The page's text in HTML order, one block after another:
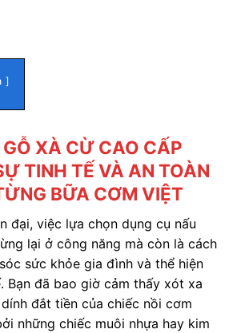
XÀ CỪ CAO CẤP
TINH TẾ VÀ AN TOÀN
BỮA CƠM VIỆT
đại, việc lựa chọn dụng cụ nấu
lại ở công năng mà còn là cách
sức khỏe gia đình và thể hiện
Bạn đã bao giờ cảm thấy xót xa
đắt tiền của chiếc nồi cơm
những chiếc muôi nhựa hay kim